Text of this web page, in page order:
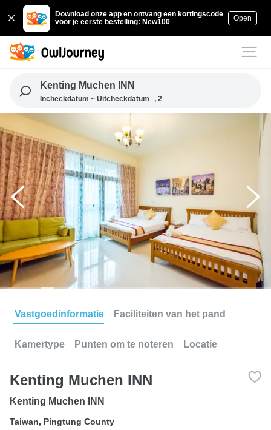
Download onze app en ontvang een kortingscode
voor je eerste bestelling: New100
Open
Kenting Muchen INN
Incheckdatum ~ Uitcheckdatum , 2
Vastgoedinformatie Faciliteiten van het pand
Kamertype Punten om te noteren Locatie
Kenting Muchen INN
Kenting Muchen INN
Taiwan, Pingtung County